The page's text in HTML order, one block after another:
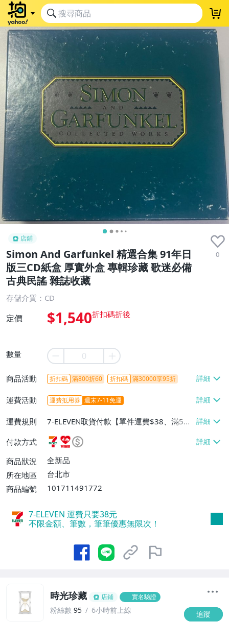
店鋪
Simon And Garfunkel 精選合集 91年日
版三CD紙盒 厚實外盒 專輯珍藏 歌迷必備
古典民謠 雜誌收藏
0
存儲介質：CD
定價 $1,540
數量
商品活動 折扣碼 滿800折60 折扣碼 滿30000享95折
運費活動 運費抵用券 週末7-11免運
運費規則
7-ELEVEN取貨付款【單件運費$38、滿5件
或消費滿$1298免運費】、7-ELEVEN取貨
不付款【免運費】、萊爾富取貨付款【單件
運費$60、滿5件或消費滿$1298免運
費】、宅配/貨運【單件運費$120、滿5件
付款方式
商品狀況
全新品
所在地區
台北市
商品編號
101711491772
7-ELEVEN 運費只要38元
不限金額、筆數，筆筆優惠無限次！
時光珍藏 店鋪 實名驗證
粉絲數 95 6小時前上線 追蹤